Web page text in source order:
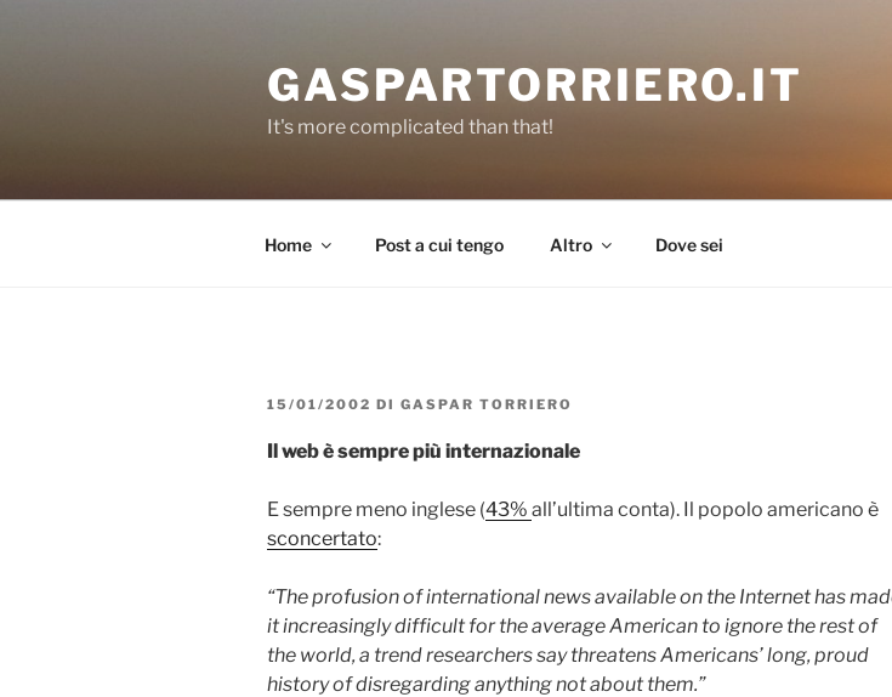
GASPARTORRIERO.IT
It's more complicated than that!
Home Post a cui tengo Altro Dove sei
PUBBLICATO
15/01/2002 DI GASPAR TORRIERO
Il web è sempre più internazionale
E sempre meno inglese (43% all’ultima conta). Il popolo americano è
sconcertato:
“The profusion of international news available on the Internet has
it increasingly difficult for the average American to ignore the rest of
the world, a trend researchers say threatens Americans’ long, proud
history of disregarding anything not about them.”